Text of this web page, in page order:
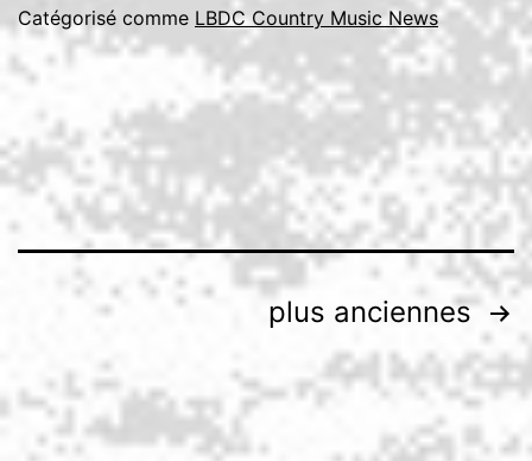
Catégorisé comme LBDC Country Music News
Pagination
des
publications
plus anciennes